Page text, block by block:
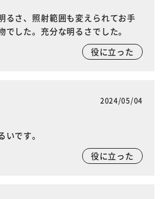
さ、照射範囲も変えられてお手
でした。充分な明るさでした。
役に立った
2024/05/04
です。
役に立った